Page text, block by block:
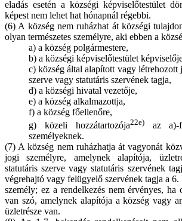
eladás esetén a községi képviselőtestület
képest nem lehet hat hónapnál régebbi.
(6) A község nem ruházhat át községi
olyan természetes személyre, aki ebben a
a) a község polgármestere,
b) a községi képviselőtestület
c) község által alapított vagy létrehozott
szerve vagy statutáris szervének tagja,
d) a községi hivatal vezetője,
e) a község alkalmazottja,
f) a község főellenőre,
g) közeli hozzátartozója22e)az a)-f)
személyeknek.
(7) A község nem ruházhatja át vagyonát
jogi személyre, amelynek alapítója,
statutáris szerve vagy statutáris szervének
végrehajtó vagy felügyelő szervének tagja a 6.
személy; ez a rendelkezés nem érvényes,
van szó, amelynek alapítója a község vagy
üzletrésze van.